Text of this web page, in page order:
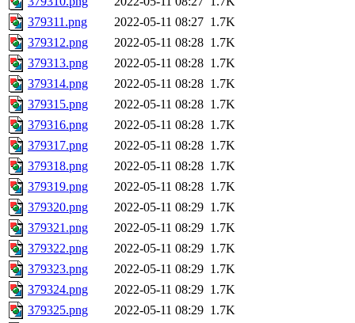
379311.png
2022-05-11 08:27 1.7K
379312.png
2022-05-11 08:28 1.7K
379313.png
2022-05-11 08:28 1.7K
379314.png
2022-05-11 08:28 1.7K
379315.png
2022-05-11 08:28 1.7K
379316.png
2022-05-11 08:28 1.7K
379317.png
2022-05-11 08:28 1.7K
379318.png
2022-05-11 08:28 1.7K
379319.png
2022-05-11 08:28 1.7K
379320.png
2022-05-11 08:29 1.7K
379321.png
2022-05-11 08:29 1.7K
379322.png
2022-05-11 08:29 1.7K
379323.png
2022-05-11 08:29 1.7K
379324.png
2022-05-11 08:29 1.7K
379325.png
2022-05-11 08:29 1.7K